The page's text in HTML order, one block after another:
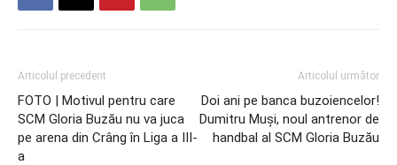
Articolul precedent
FOTO | Motivul pentru care
SCM Gloria Buzău nu va juca
pe arena din Crâng în Liga a III-
a
Articolul următor
Doi ani pe banca buzoiencelor!
Dumitru Muşi, noul antrenor de
handbal al SCM Gloria Buzău